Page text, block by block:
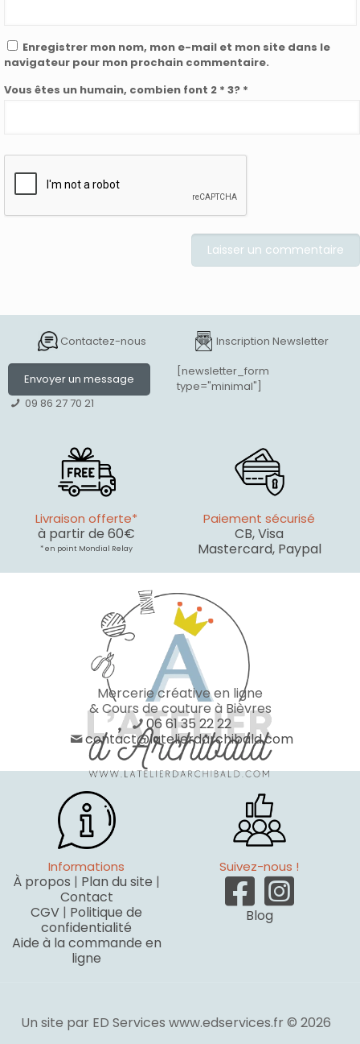
Enregistrer mon nom, mon e-mail et mon site dans le
navigateur pour mon prochain commentaire.
Vous êtes un humain, combien font 2 * 3? *
Contactez-nous
Envoyer un message
09 86 27 70 21
Inscription Newsletter
[newsletter_form
type="minimal"]
Livraison offerte*
à partir de 60€
* en point Mondial Relay
Paiement sécurisé
CB, Visa
Mastercard, Paypal
Mercerie créative en ligne
& Cours de couture à Bièvres
06 61 35 22 22
contact@latelierdarchibald.com
Informations
À propos | Plan du site |
Contact
CGV | Politique de
confidentialité
Aide à la commande en
ligne
Suivez-nous !
Blog
Un site par ED Services www.edservices.fr © 2026